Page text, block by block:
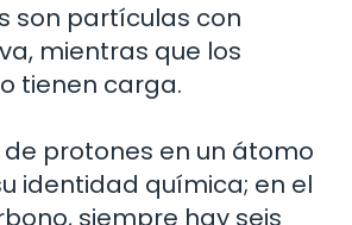
son partículas con
mientras que los
tienen carga.
protones en un átomo
identidad química; en el
siempre hay seis